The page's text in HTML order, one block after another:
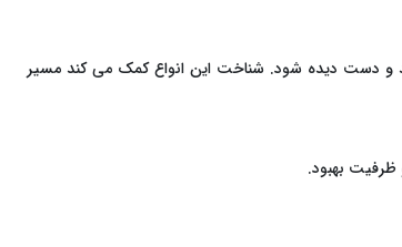
و دست دیده شود. شناخت این انواع کمک می ‌کند مسیر
بهبود.